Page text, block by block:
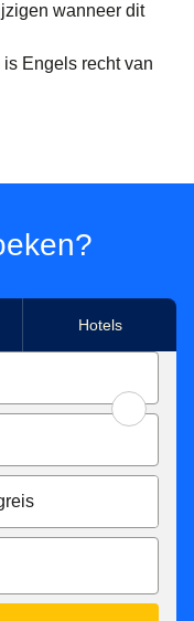
wanneer dit
Engels recht van
Hotels